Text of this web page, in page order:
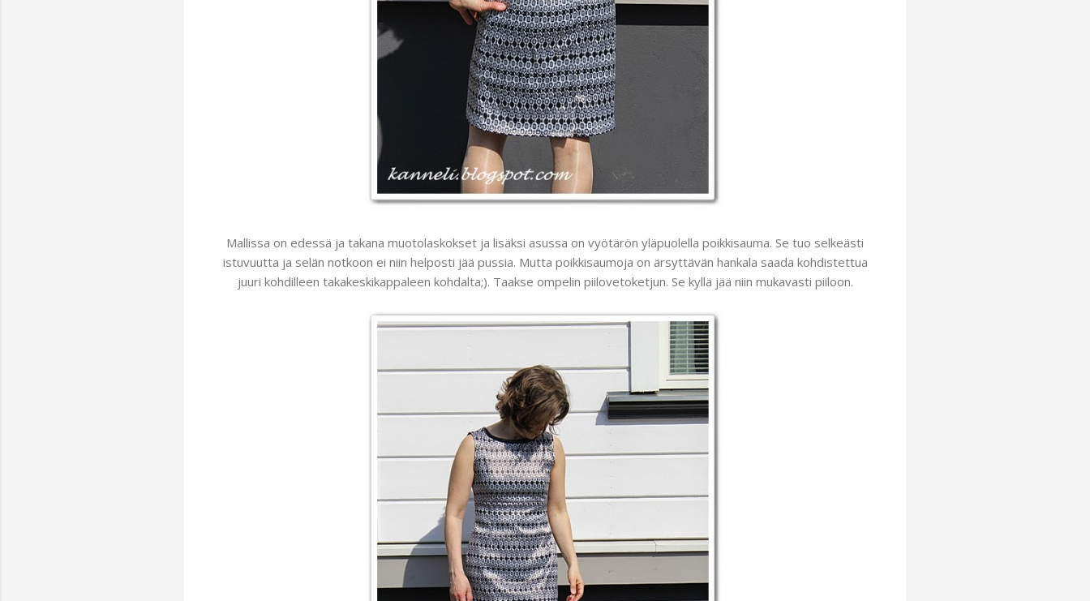
Mallissa on edessä ja takana muotolaskokset ja lisäksi asussa on vyötärön yläpuolella poikkisauma. Se tuo selkeästi
istuvuutta ja selän notkoon ei niin helposti jää pussia. Mutta poikkisaumoja on ärsyttävän hankala saada kohdistettua
juuri kohdilleen takakeskikappaleen kohdalta;). Taakse ompelin piilovetoketjun. Se kyllä jää niin mukavasti piiloon.